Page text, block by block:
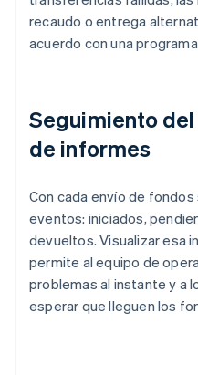
recaudo o entrega
acuerdo con una
Seguimiento
de informes
Con cada envío de
eventos: iniciados,
devueltos. Visualizar esa
permite al equipo de
problemas al instante y a
esperar que lleguen los